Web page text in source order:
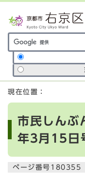
サイト内検索の範囲
ここから本文です
現在位置：
市民しん
年3月15日
ページ番号180355